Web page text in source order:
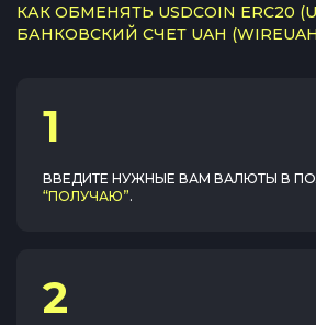
КАК ОБМЕНЯТЬ USDCOIN ERC20
БАНКОВСКИЙ СЧЕТ UAH
1
ВВЕДИТЕ НУЖНЫЕ ВАМ ВАЛЮТЫ В
“ПОЛУЧАЮ”.
2